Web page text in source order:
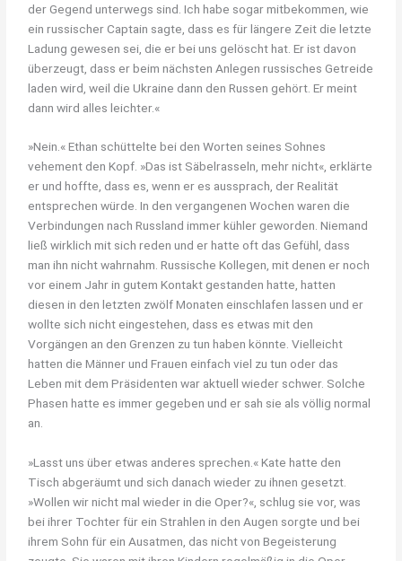
der Gegend unterwegs sind. Ich habe sogar mitbekommen, wie
ein russischer Captain sagte, dass es für längere Zeit die letzte
Ladung gewesen sei, die er bei uns gelöscht hat. Er ist davon
überzeugt, dass er beim nächsten Anlegen russisches Getreide
laden wird, weil die Ukraine dann den Russen gehört. Er meint
dann wird alles leichter.«
»Nein.« Ethan schüttelte bei den Worten seines Sohnes
vehement den Kopf. »Das ist Säbelrasseln, mehr nicht«, erklärte
er und hoffte, dass es, wenn er es aussprach, der Realität
entsprechen würde. In den vergangenen Wochen waren die
Verbindungen nach Russland immer kühler geworden. Niemand
ließ wirklich mit sich reden und er hatte oft das Gefühl, dass
man ihn nicht wahrnahm. Russische Kollegen, mit denen er noch
vor einem Jahr in gutem Kontakt gestanden hatte, hatten
diesen in den letzten zwölf Monaten einschlafen lassen und er
wollte sich nicht eingestehen, dass es etwas mit den
Vorgängen an den Grenzen zu tun haben könnte. Vielleicht
hatten die Männer und Frauen einfach viel zu tun oder das
Leben mit dem Präsidenten war aktuell wieder schwer. Solche
Phasen hatte es immer gegeben und er sah sie als völlig normal
an.
»Lasst uns über etwas anderes sprechen.« Kate hatte den
Tisch abgeräumt und sich danach wieder zu ihnen gesetzt.
»Wollen wir nicht mal wieder in die Oper?«, schlug sie vor, was
bei ihrer Tochter für ein Strahlen in den Augen sorgte und bei
ihrem Sohn für ein Ausatmen, das nicht von Begeisterung